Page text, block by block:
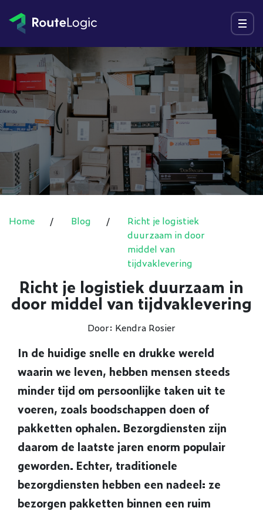
Menu
Home / Blog /
Richt je logistiek
duurzaam in door
middel van
tijdvaklevering
Richt je logistiek duurzaam in
door middel van tijdvaklevering
Door: Kendra Rosier
In de huidige snelle en drukke wereld
waarin we leven, hebben mensen steeds
minder tijd om persoonlijke taken uit te
voeren, zoals boodschappen doen of
pakketten ophalen. Bezorgdiensten zijn
daarom de laatste jaren enorm populair
geworden. Echter, traditionele
bezorgdiensten hebben een nadeel: ze
bezorgen pakketten binnen een ruim